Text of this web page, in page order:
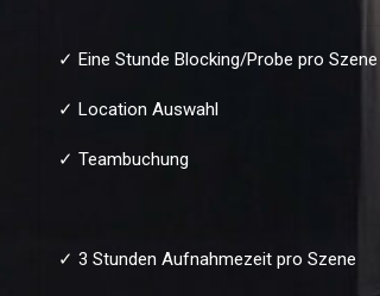
✓ Eine Stunde Blocking/Probe pro Szene
✓ Location Auswahl
✓ Teambuchung
✓ 3 Stunden Aufnahmezeit pro Szene